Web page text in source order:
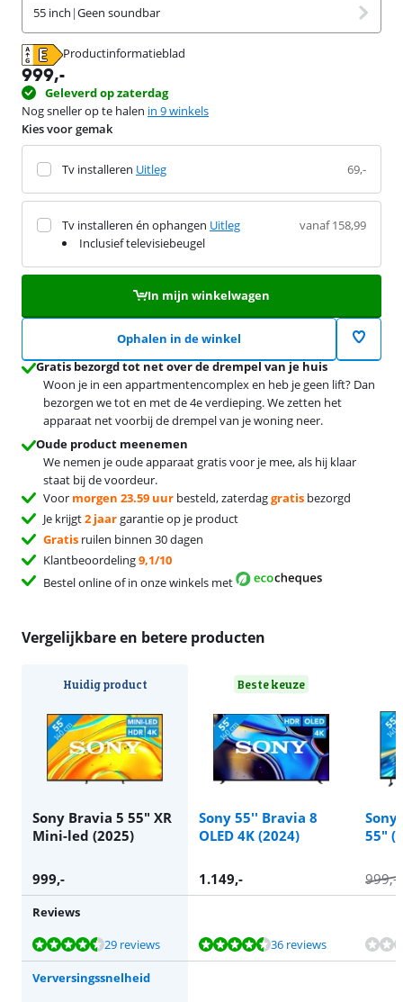
55 inch |Geen soundbar
Productinformatieblad
opent in nieuw tabblad
999,-
Geleverd op zaterdag
Nog sneller op te halen in 9 winkels
Kies voor gemak
Tv installeren Uitleg 69,-
Tv installeren én ophangen Uitleg
Inclusief televisiebeugel
vanaf 158,99
In mijn winkelwagen
Ophalen in de winkel
Gratis bezorgd tot net over de drempel van je huis
Woon je in een appartmentencomplex en heb je geen lift? Dan
bezorgen we tot en met de 4e verdieping. We zetten het
apparaat net voorbij de drempel van je woning neer.
Oude product meenemen
We nemen je oude apparaat gratis voor je mee, als hij klaar
staat bij de voordeur.
Voor morgen 23.59 uur besteld, zaterdaggratis bezorgd
Je krijgt2 jaargarantie op je product
Gratis ruilen binnen 30 dagen
Klantbeoordeling9,1/10
Bestel online of in onze winkels met
Vergelijkbare en betere producten
Huidig product
Sony Bravia 5 55" XR
Mini-led (2025)
Beste keuze
Sony 55'' Bravia 8
OLED 4K (2024)
Sony
55"
999,- 1.149,- 999,-
Reviews
Beoordeling is 9,0 van de 10, gebaseerd op 29 reviews.
29 reviews
Beoordeling is 9,3 van de 10, gebaseerd op 36 reviews.36 reviews
Verversingssnelheid